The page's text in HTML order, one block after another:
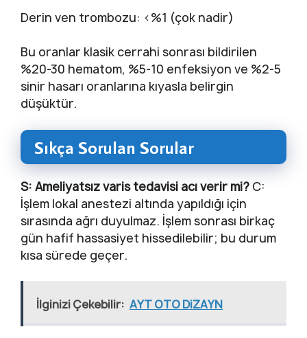
Derin ven trombozu: <%1 (çok nadir)
Bu oranlar klasik cerrahi sonrası bildirilen
%20-30 hematom, %5-10 enfeksiyon ve %2-5
sinir hasarı oranlarına kıyasla belirgin
düşüktür.
Sıkça Sorulan Sorular
S: Ameliyatsız varis tedavisi acı verir mi? C:
İşlem lokal anestezi altında yapıldığı için
sırasında ağrı duyulmaz. İşlem sonrası birkaç
gün hafif hassasiyet hissedilebilir; bu durum
kısa sürede geçer.
İlginizi Çekebilir: AYT OTO DiZAYN